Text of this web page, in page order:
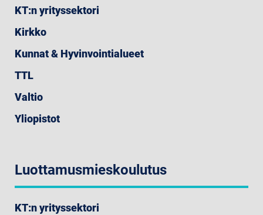
KT:n yrityssektori
Kirkko
Kunnat & Hyvinvointialueet
TTL
Valtio
Yliopistot
Luottamusmieskoulutus
KT:n yrityssektori